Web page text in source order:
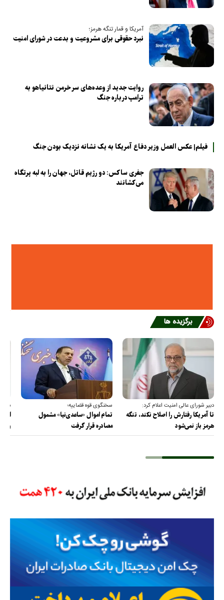
آمریکا و قمار تنگه هرمز؛
نبرد حقوقی برای مشروعیت و بدعت در شورای امنیت
روایت جدید از وعده‌های سر خرمن نتانیاهو به
ترامپ درباره جنگ
فیلم| عکس العمل وزیر دفاع آمریکا به یک نشانه نزدیک بودن جنگ
جفری ساکس: دو رژیمِ قاتل، جهان را به لبه پرتگاه
می‌کشانند
برگزیده ها
دبیر شورای عالی امنیت اعلام کرد:
تا آمریکا رفتارش را اصلاح نکند، تنگه
هرمز باز نمی‌شود
سخنگوی قوه قضاییه؛
تمام اموال «ساعدی‌نیا» مشمول
مصادره قرار گرفت
و